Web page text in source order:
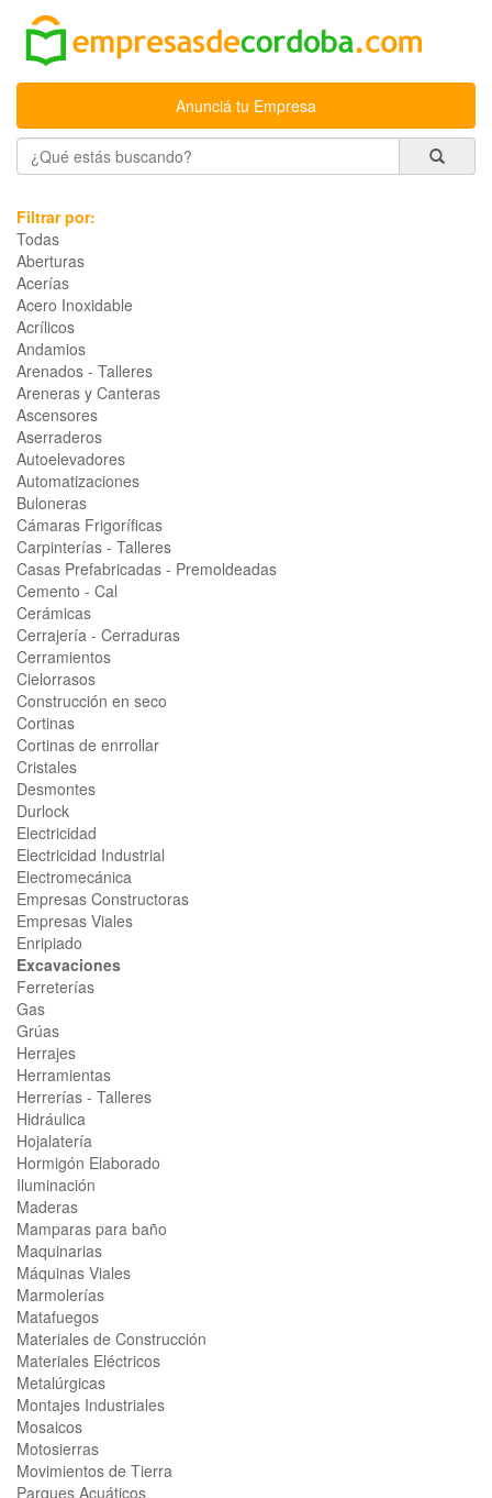
Anunciá tu Empresa
Filtrar por:
Todas
Aberturas
Acerías
Acero Inoxidable
Acrílicos
Andamios
Arenados - Talleres
Areneras y Canteras
Ascensores
Aserraderos
Autoelevadores
Automatizaciones
Buloneras
Cámaras Frigoríficas
Carpinterías - Talleres
Casas Prefabricadas - Premoldeadas
Cemento - Cal
Cerámicas
Cerrajería - Cerraduras
Cerramientos
Cielorrasos
Construcción en seco
Cortinas
Cortinas de enrrollar
Cristales
Desmontes
Durlock
Electricidad
Electricidad Industrial
Electromecánica
Empresas Constructoras
Empresas Viales
Enripiado
Excavaciones
Ferreterías
Gas
Grúas
Herrajes
Herramientas
Herrerías - Talleres
Hidráulica
Hojalatería
Hormigón Elaborado
Iluminación
Maderas
Mamparas para baño
Maquinarias
Máquinas Viales
Marmolerías
Matafuegos
Materiales de Construcción
Materiales Eléctricos
Metalúrgicas
Montajes Industriales
Mosaicos
Motosierras
Movimientos de Tierra
Parques Acuáticos